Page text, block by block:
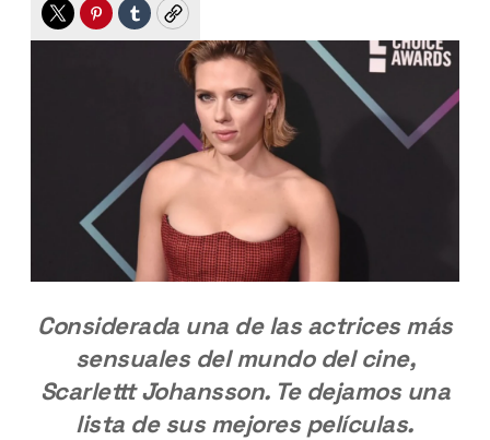
TwitterPinterest
TumblrCopy
Considerada una de las actrices más
sensuales del mundo del cine,
Scarlettt Johansson. Te dejamos una
lista de sus mejores películas.